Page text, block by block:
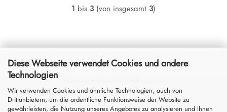
Diese Webseite verwendet Cookies und andere
Technologien
Wir verwenden Cookies und ähnliche Technologien, auch von
Drittanbietern, um die ordentliche Funktionsweise der Website zu
gewährleisten, die Nutzung unseres Angebotes zu analysieren und Ihnen
1 bis 3 (von insgesamt 3)
Impressum